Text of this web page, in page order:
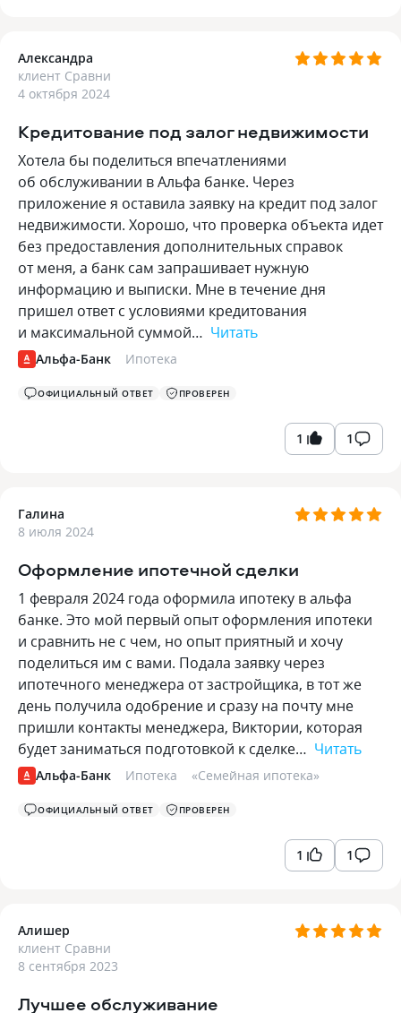
Александра
клиент Сравни
4 октября 2024
Кредитование под залог недвижимости
Хотела бы поделиться впечатлениями
об обслуживании в Альфа банке. Через
приложение я оставила заявку на кредит под залог
недвижимости. Хорошо, что проверка объекта идет
без предоставления дополнительных справок
от меня, а банк сам запрашивает нужную
информацию и выписки. Мне в течение дня
пришел ответ с условиями кредитования
и максимальной суммой… Читать
Альфа-Банк Ипотека
ОФИЦИАЛЬНЫЙ ОТВЕТ ПРОВЕРЕН
1 1
Галина
8 июля 2024
Оформление ипотечной сделки
1 февраля 2024 года оформила ипотеку в альфа
банке. Это мой первый опыт оформления ипотеки
и сравнить не с чем, но опыт приятный и хочу
поделиться им с вами. Подала заявку через
ипотечного менеджера от застройщика, в тот же
день получила одобрение и сразу на почту мне
пришли контакты менеджера, Виктории, которая
будет заниматься подготовкой к сделке… Читать
Альфа-Банк Ипотека «Семейная ипотека»
ОФИЦИАЛЬНЫЙ ОТВЕТ ПРОВЕРЕН
1 1
Алишер
клиент Сравни
8 сентября 2023
Лучшее обслуживание